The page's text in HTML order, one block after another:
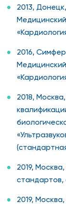
2013,
2016,
2018,
2019,
стандартов,
2019,